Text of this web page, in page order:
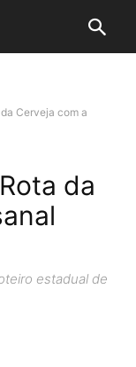
Cerveja com a
da
estadual de